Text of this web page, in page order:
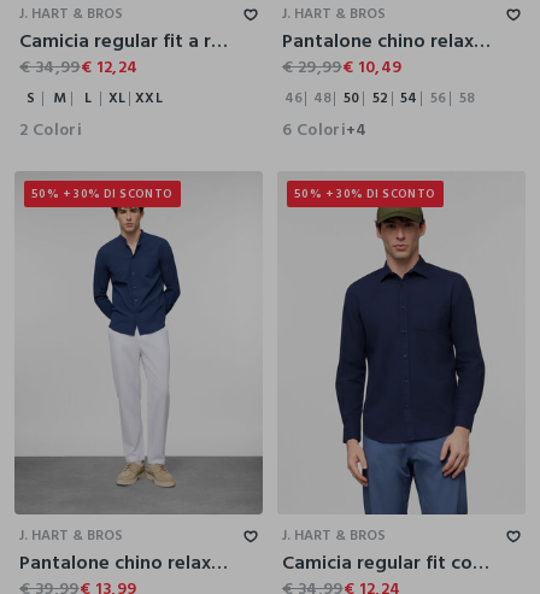
J. HART & BROS
Camicia regular fit a righe con colletto button down uomo
€ 34,99€ 12,24
S M L XL XXL
2 Colori
J. HART & BROS
Pantalone chino relaxed fit in misto lino cotone uomo
€ 29,99€ 10,49
46 48 50 52 54 56 58
6 Colori+4
50% + 30% DI SCONTO
52 56
J. HART & BROS
Pantalone chino relaxed fit in lino e cotone uomo
50% + 30% DI SCONTO
XL
XXL
J. HART & BROS
Camicia regular fit con collo classico in cotone e lino uomo